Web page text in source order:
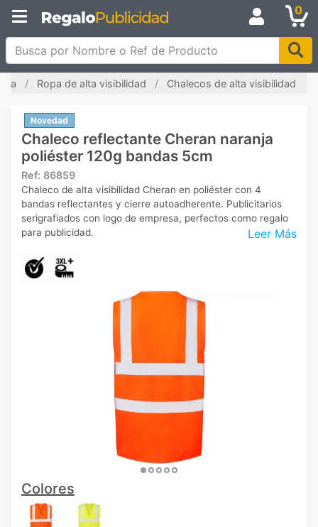
0
Busca por Nombre o Ref de Producto
Ropa de alta visibilidad Chalecos de alta visibilidad
Novedad
Chaleco reflectante Cheran naranja
poliéster 120g bandas 5cm
Ref: 86859
Leer Más
Chaleco de alta visibilidad Cheran en poliéster con 4
bandas reflectantes y cierre autoadherente. Publicitarios
serigrafiados con logo de empresa, perfectos como regalo
para publicidad.
Colores